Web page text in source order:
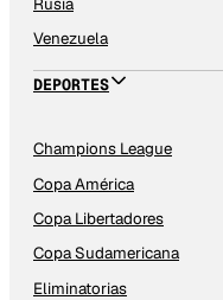
Rusia
Venezuela
DEPORTES
Champions League
Copa América
Copa Libertadores
Copa Sudamericana
Eliminatorias